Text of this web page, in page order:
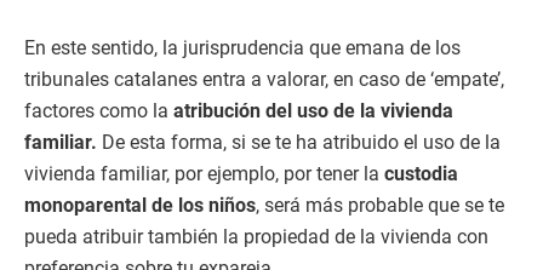
En este sentido, la jurisprudencia que emana de los
tribunales catalanes entra a valorar, en caso de ‘empate’,
factores como la atribución del uso de la vivienda
familiar. De esta forma, si se te ha atribuido el uso de la
vivienda familiar, por ejemplo, por tener la custodia
monoparental de los niños, será más probable que se te
pueda atribuir también la propiedad de la vivienda con